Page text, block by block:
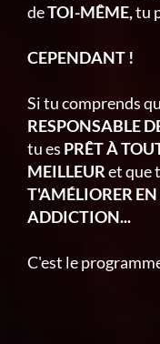
deTOI-MÊME,tu
CEPENDANT !
Si tu comprends
RESPONSABLE
tu es PRÊT À
MEILLEURet que
T'AMÉLIORER
ADDICTION...
C'est le